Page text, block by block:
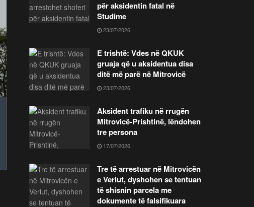
për aksidentin fatal në
Studime
23/07/2026
E trishtë: Vdes në QKUK
gruaja që u aksidentua disa
ditë më parë në Mitrovicë
23/07/2026
Aksident trafiku në rrugën
Mitrovicë-Prishtinë, lëndohen
tre persona
17/07/2026
Tre të arrestuar në Mitrovicën
e Veriut, dyshohen se tentuan
të shisnin parcela me
dokumente të falsifikuara